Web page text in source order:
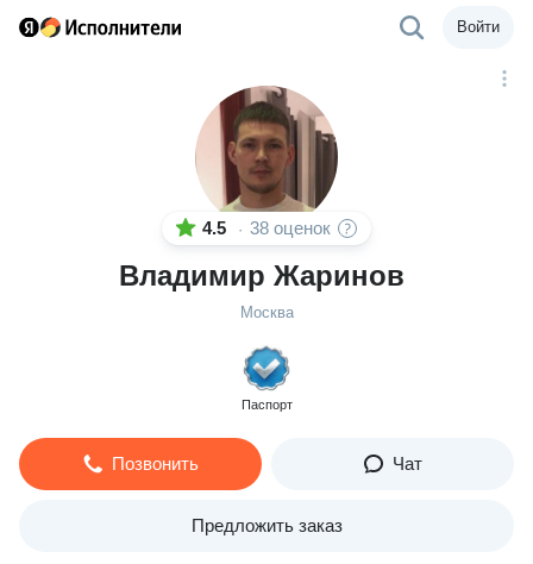
Войти
4.5 · 38 оценок
Владимир Жаринов
Москва
Паспорт
Позвонить Чат
Предложить заказ